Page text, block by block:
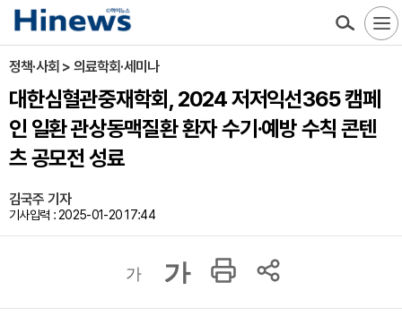
정책·사회 > 의료학회·세미나
대한심혈관중재학회, 2024 저저익선365 캠페
인 일환 관상동맥질환 환자 수기·예방 수칙 콘텐
츠 공모전 성료
김국주 기자
기사입력 : 2025-01-20 17:44
가 가